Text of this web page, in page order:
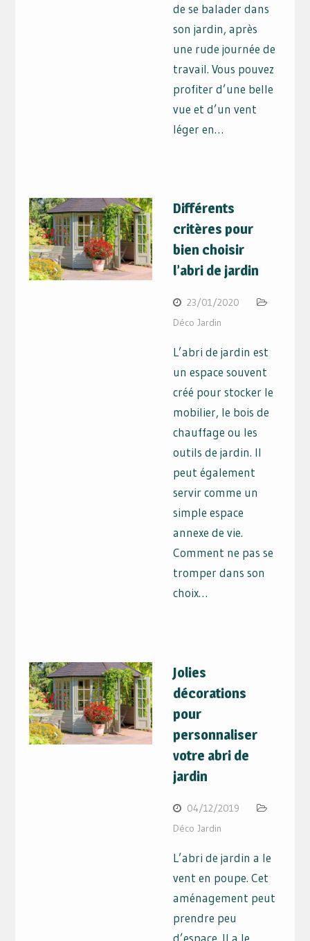
de se balader dans
son jardin, après
une rude journée de
travail. Vous pouvez
profiter d’une belle
vue et d’un vent
léger en…
Différents
critères pour
bien choisir
l’abri de jardin
23/01/2020
Déco Jardin
L’abri de jardin est
un espace souvent
créé pour stocker le
mobilier, le bois de
chauffage ou les
outils de jardin. Il
peut également
servir comme un
simple espace
annexe de vie.
Comment ne pas se
tromper dans son
choix…
Jolies
décorations
pour
personnaliser
votre abri de
jardin
04/12/2019
Déco Jardin
L’abri de jardin a le
vent en poupe. Cet
aménagement peut
prendre peu
d’espace. Il a le